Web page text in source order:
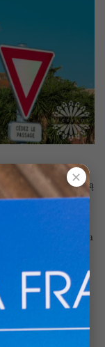
ściągają tu
i morze, ale są
Alpy – to
mieszanek.
z umiarem, bo dla
Oksytania i
lawendą i nie trąci
wioseczki i
leżenie plackiem
:)
✕